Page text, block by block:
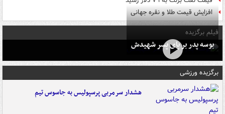
افزایش قیمت طلا و نقره جهانی
فیلم برگزیده
بوسه‌ پدر بر پای پسر شهیدش
برگزیده ورزشی
هشدار سرمربی پرسپولیس به جاسوس تیم